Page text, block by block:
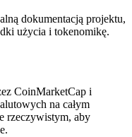
dokumentacją projektu,
użycia i tokenomikę.
CoinMarketCap i
na całym
rzeczywistym, aby